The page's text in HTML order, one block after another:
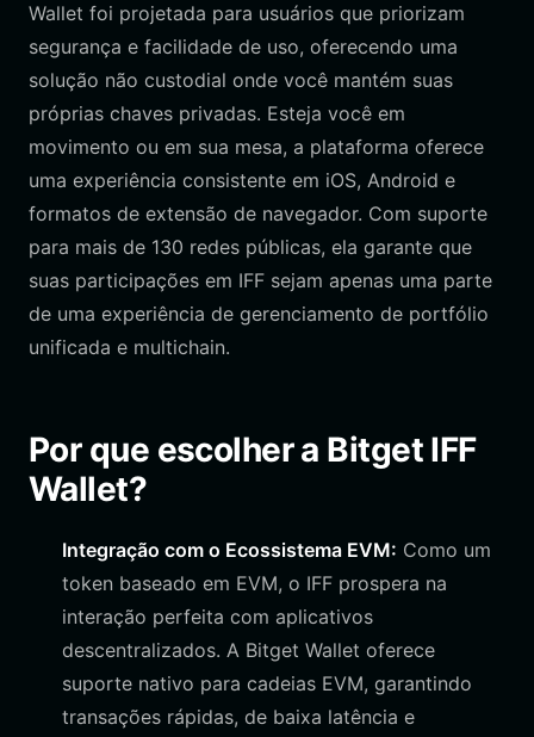
Wallet foi projetada para usuários que priorizam
segurança e facilidade de uso, oferecendo uma
solução não custodial onde você mantém suas
próprias chaves privadas. Esteja você em
movimento ou em sua mesa, a plataforma oferece
uma experiência consistente em iOS, Android e
formatos de extensão de navegador. Com suporte
para mais de 130 redes públicas, ela garante que
suas participações em IFF sejam apenas uma parte
de uma experiência de gerenciamento de portfólio
unificada e multichain.
Por que escolher a Bitget IFF
Wallet?
Integração com o Ecossistema EVM: Como um
token baseado em EVM, o IFF prospera na
interação perfeita com aplicativos
descentralizados. A Bitget Wallet oferece
suporte nativo para cadeias EVM, garantindo
transações rápidas, de baixa latência e